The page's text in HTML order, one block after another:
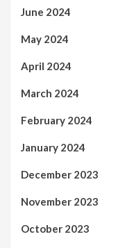
June 2024
May 2024
April 2024
March 2024
February 2024
January 2024
December 2023
November 2023
October 2023